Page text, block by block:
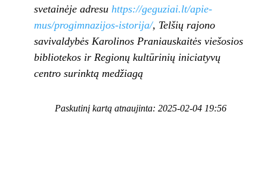
svetainėje adresu https://geguziai.lt/apie-
mus/progimnazijos-istorija/, Telšių rajono
savivaldybės Karolinos Praniauskaitės viešosios
bibliotekos ir Regionų kultūrinių iniciatyvų
centro surinktą medžiagą
Paskutinį kartą atnaujinta: 2025-02-04 19:56